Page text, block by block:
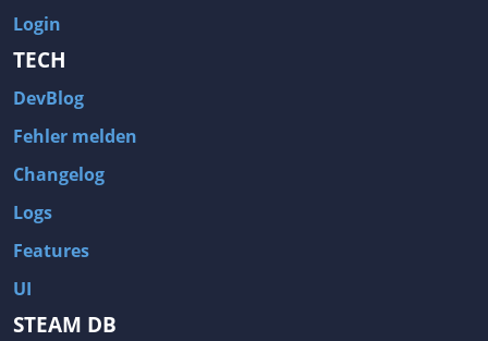
Login
TECH
DevBlog
Fehler melden
Changelog
Logs
Features
UI
STEAM DB